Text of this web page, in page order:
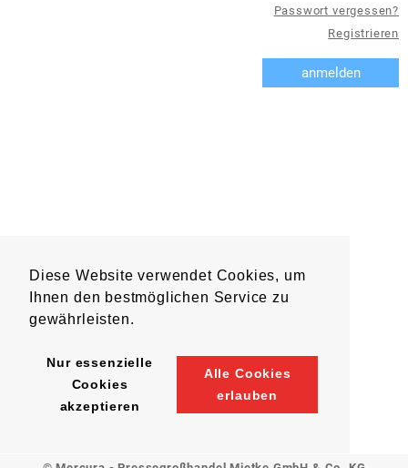
Diese Website verwendet Cookies, um
Ihnen den bestmöglichen Service zu
gewährleisten.
Nur essenzielle
Cookies
akzeptieren
Alle Cookies
erlauben
Passwort vergessen?
Registrieren
anmelden